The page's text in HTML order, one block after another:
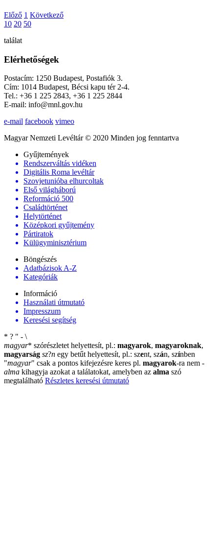
Előző 1 Következő
10 20 50
találat
Elérhetőségek
Postacím: 1250 Budapest, Postafiók 3.
Cím: 1014 Budapest, Bécsi kapu tér 2-4.
Tel.: +36 1 225 2843, +36 1 225 2844
E-mail: info@mnl.gov.hu
e-mail facebook vimeo
Magyar Nemzeti Levéltár © 2020 Minden jog fenntartva
Gyűjtemények
Rendszerváltás vidéken
Digitális Roma levéltár
Szovjetunióba elhurcoltak
Első világháború
Reformáció 500
Családtörténet
Helytörténet
Középkori gyűjtemény
Pártiratok
Külügyminisztérium
Böngészés
Adatbázisok A-Z
Kategóriák
Információ
Használati útmutató
Impresszum
Keresési segítség
* ? " - \
magyar* szórészletet helyettesít, pl.: magyarok, magyaroknak,
magyarság sz?n egy betűt helyettesít, pl.: szent, szán, színben
"magyar" csak a pontos kifejezésre keres pl. magyarok-ra nem -
alma kihagyja azokat a találatokat, amelyben az alma szó
megtalálható Részletes keresési útmutató